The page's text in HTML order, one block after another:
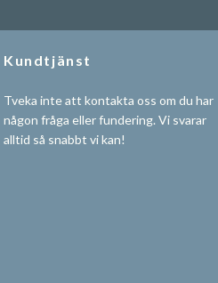
Kundtjänst
Tveka inte att kontakta oss om du har
någon fråga eller fundering. Vi svarar
alltid så snabbt vi kan!